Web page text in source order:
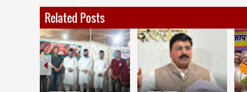
Related Posts